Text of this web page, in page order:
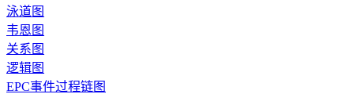
泳道图
韦恩图
关系图
逻辑图
EPC事件过程链图